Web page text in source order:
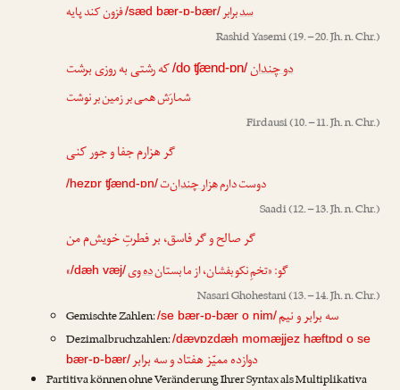
سد برابر/sæd bær-ɒ-bær/فزون کند پایه
Rashid Yasemi(19. – 20. Jh. n. Chr.)
دو چندان/do ʧænd-ɒn/که رشتی به روزی برشت
شمارَش همی بر زمین بر نوشت
Firdausi(10. – 11. Jh. n. Chr.)
گر هزارم جفا و جور کنی
دوست دارمهزار چندان‌ت/hezɒr ʧænd-ɒn/
Saadi(12. – 13. Jh. n. Chr.)
گر صالح و گر فاسق، بر فطرتِ خویش‌م من
گو: «تخمِ نکو بفشان، از ما بستانده وی/dæh væj/
»
Nasari Ghohestani(13. – 14. Jh. n. Chr.)
Gemischte Zahlen:/se bær-ɒ-bær o nim/سه برابر و نیم
Dezimalbruchzahlen:/dævɒzdæh momæjjez hæftɒd o se
bær-ɒ-bær/دوازده ممیّز هفتاد و سه برابر
Partitiva können ohne Veränderung Ihrer Syntax als Multiplikativa